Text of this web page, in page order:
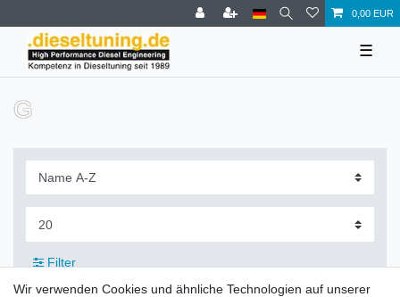
0,00 EUR
☰
G
Filter
Wir verwenden Cookies und ähnliche Technologien auf unserer